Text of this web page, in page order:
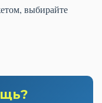
выбирайте